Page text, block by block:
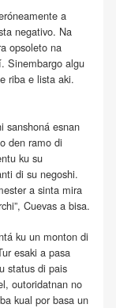
a
negativo. Na
opsoleto na
Sinembargo algu
riba e lista aki.
sanshoná esnan
den ramo di
ku su
di su negoshi.
a sinta mira
Cuevas a bisa.
ku un monton di
esaki a pasa
status di pais
outoridatnan no
kual por basa un